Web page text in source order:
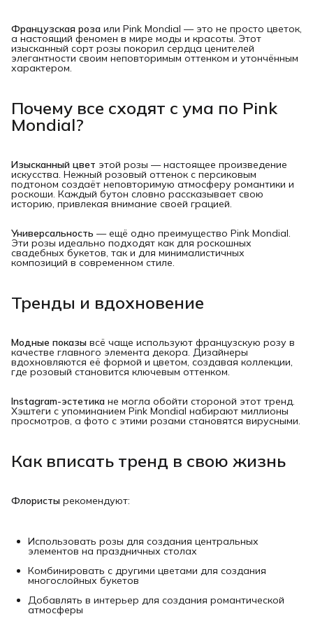
Французская роза или Pink Mondial — это не просто цветок,
а настоящий феномен в мире моды и красоты. Этот
изысканный сорт розы покорил сердца ценителей
элегантности своим неповторимым оттенком и утончённым
характером.
Почему все сходят с ума по Pink
Mondial?
Изысканный цвет этой розы — настоящее произведение
искусства. Нежный розовый оттенок с персиковым
подтоном создаёт неповторимую атмосферу романтики и
роскоши. Каждый бутон словно рассказывает свою
историю, привлекая внимание своей грацией.
Универсальность — ещё одно преимущество Pink Mondial.
Эти розы идеально подходят как для роскошных
свадебных букетов, так и для минималистичных
композиций в современном стиле.
Тренды и вдохновение
Модные показы всё чаще используют французскую розу в
качестве главного элемента декора. Дизайнеры
вдохновляются её формой и цветом, создавая коллекции,
где розовый становится ключевым оттенком.
Instagram-эстетика не могла обойти стороной этот тренд.
Хэштеги с упоминанием Pink Mondial набирают миллионы
просмотров, а фото с этими розами становятся вирусными.
Как вписать тренд в свою жизнь
Флористы рекомендуют:
Использовать розы для создания центральных
элементов на праздничных столах
Комбинировать с другими цветами для создания
многослойных букетов
Добавлять в интерьер для создания романтической
атмосферы